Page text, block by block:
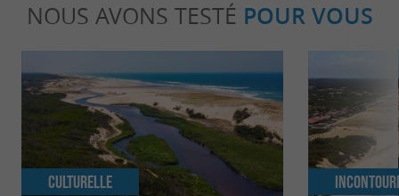
NOUS AVONS TESTÉ POUR VOUS
Culturelle